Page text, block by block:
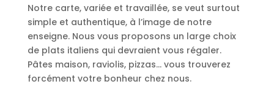
Notre carte, variée et travaillée, se veut surtout
simple et authentique, à l’image de notre
enseigne. Nous vous proposons un large choix
de plats italiens qui devraient vous régaler.
Pâtes maison, raviolis, pizzas… vous trouverez
forcément votre bonheur chez nous.